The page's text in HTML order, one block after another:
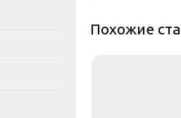
Похожие